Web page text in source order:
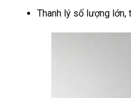
Thanh lý số lượng